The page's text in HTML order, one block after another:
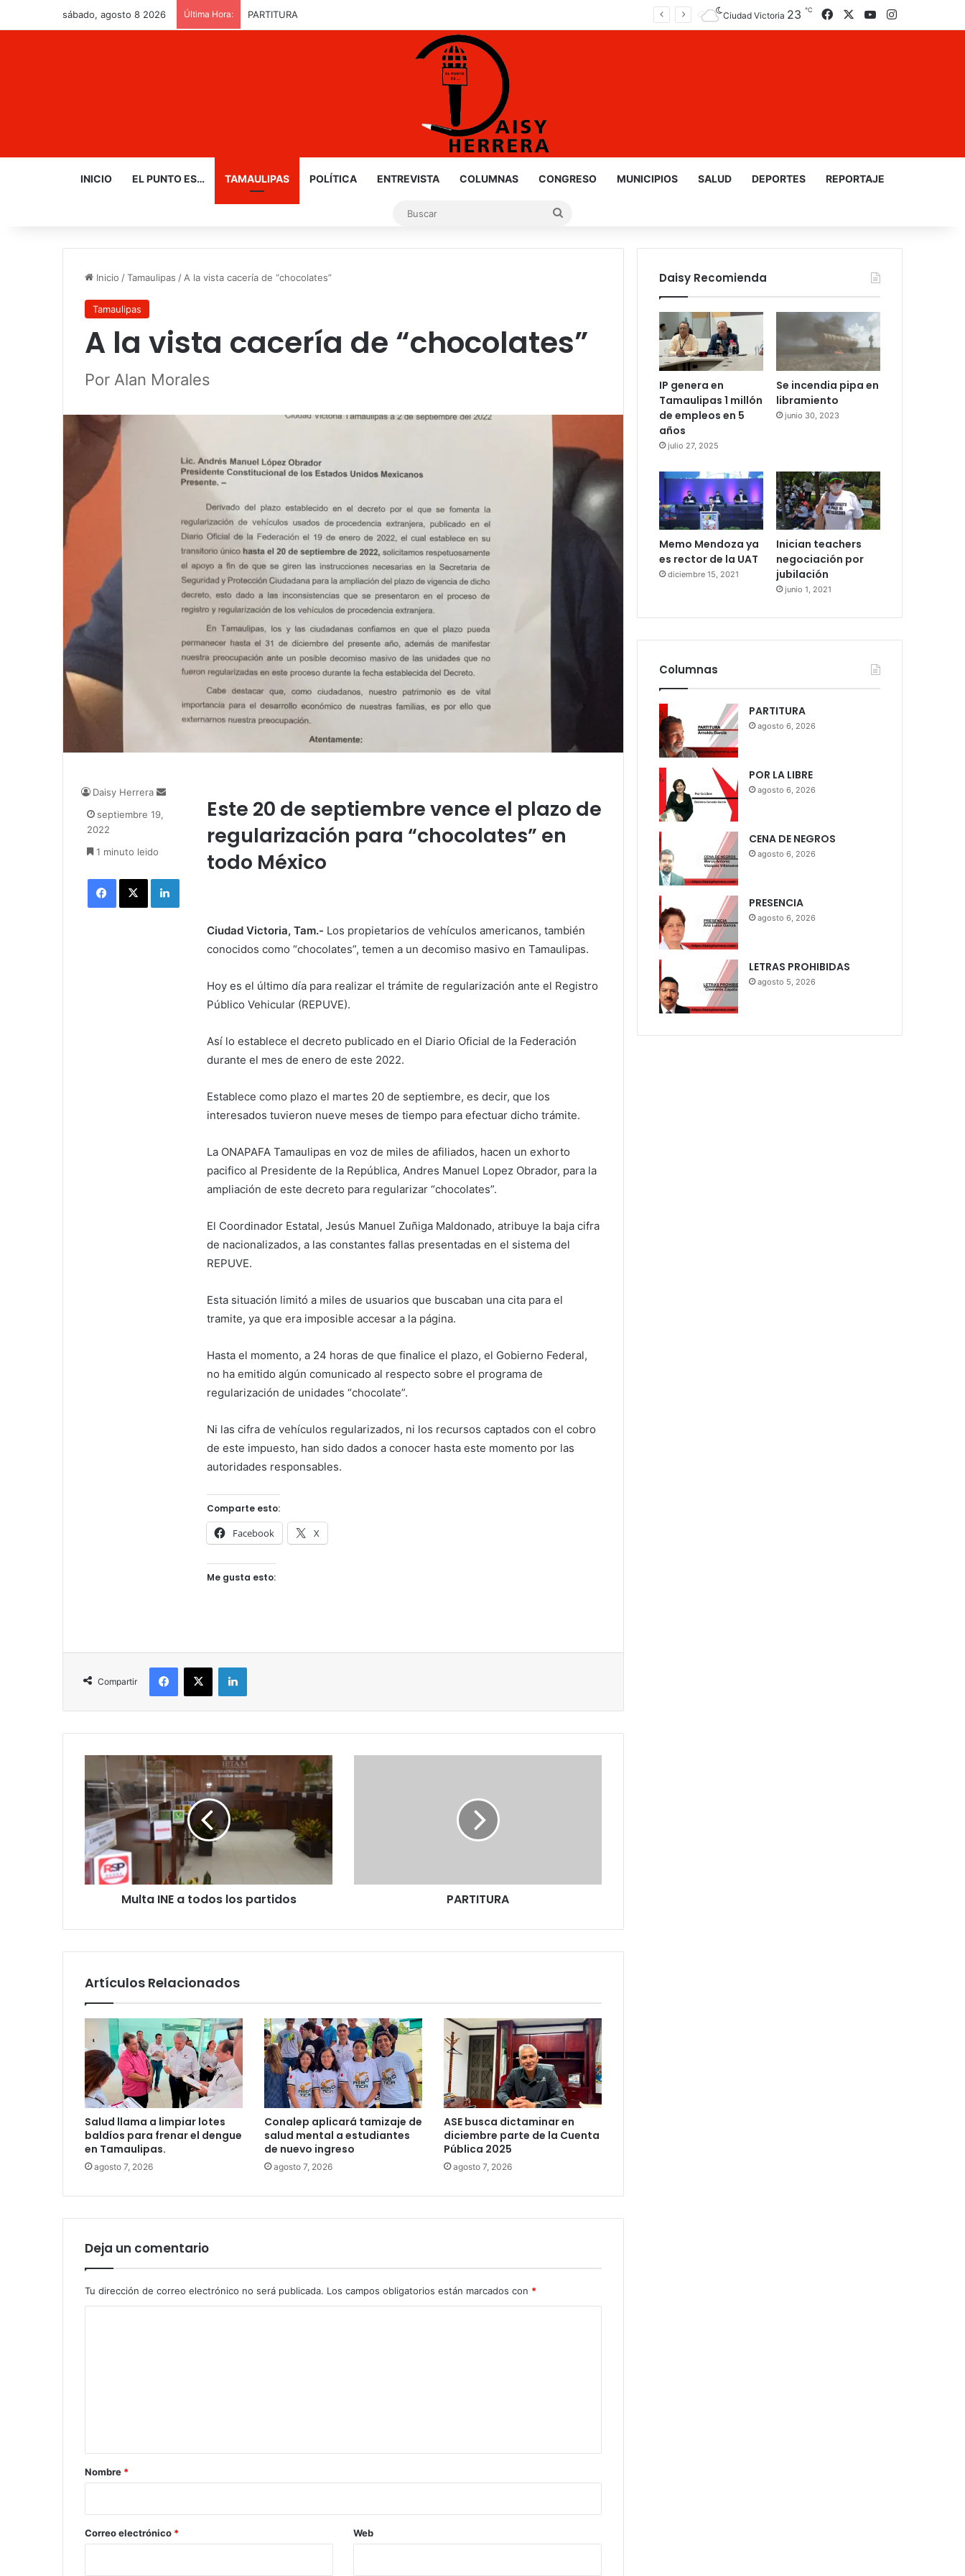
sábado, agosto 8 2026 Última Hora: PARTITURA Ciudad Victoria 23 ℃ Facebook YouTube
INICIO EL PUNTO ES… TAMAULIPAS POLÍTICA ENTREVISTA COLUMNAS CONGRESO MUNICIPIOS SALUD DEPORTES REPORTAJE
Inicio /Tamaulipas / A la vista cacería de “chocolates”
Tamaulipas
A la vista cacería de “chocolates”
Por Alan Morales
Este 20 de septiembre vence el plazo de
regularización para “chocolates” en
todo México
Ciudad Victoria, Tam.- Los propietarios de vehículos americanos, también
conocidos como “chocolates”, temen a un decomiso masivo en Tamaulipas.
Hoy es el último día para realizar el trámite de regularización ante el Registro
Público Vehicular (REPUVE).
Así lo establece el decreto publicado en el Diario Oficial de la Federación
durante el mes de enero de este 2022.
Establece como plazo el martes 20 de septiembre, es decir, que los
interesados tuvieron nueve meses de tiempo para efectuar dicho trámite.
La ONAPAFA Tamaulipas en voz de miles de afiliados, hacen un exhorto
pacifico al Presidente de la República, Andres Manuel Lopez Obrador, para la
ampliación de este decreto para regularizar “chocolates”.
El Coordinador Estatal, Jesús Manuel Zuñiga Maldonado, atribuye la baja cifra
de nacionalizados, a las constantes fallas presentadas en el sistema del
REPUVE.
Esta situación limitó a miles de usuarios que buscaban una cita para el
tramite, ya que era imposible accesar a la página.
Hasta el momento, a 24 horas de que finalice el plazo, el Gobierno Federal,
no ha emitido algún comunicado al respecto sobre el programa de
regularización de unidades “chocolate”.
Ni las cifra de vehículos regularizados, ni los recursos captados con el cobro
de este impuesto, han sido dados a conocer hasta este momento por las
autoridades responsables.
Comparte esto:
Facebook X
Me gusta esto:
Daisy Herrera
e
m
septiembre 19,
2022
1 minuto leido
Facebook X LinkedIn
Compartir
Multa INE a todos los partidos PARTITURA
Artículos Relacionados
Salud llama a limpiar lotes
baldíos para frenar el dengue
en Tamaulipas.
agosto 7, 2026
Conalep aplicará tamizaje de
salud mental a estudiantes
de nuevo ingreso
agosto 7, 2026
ASE busca dictaminar en
diciembre parte de la Cuenta
Pública 2025
agosto 7, 2026
Deja un comentario
Tu dirección de correo electrónico no será publicada. Los campos obligatorios están marcados con *
r
*
Nombre *
Correo electrónico * Web
Daisy Recomienda
IP genera en
Tamaulipas 1 millón
de empleos en 5
años
julio 27, 2025
Se incendia pipa en
libramiento
junio 30, 2023
Memo Mendoza ya
es rector de la UAT
diciembre 15, 2021
Inician teachers
negociación por
jubilación
junio 1, 2021
Columnas
PARTITURA
agosto 6, 2026
POR LA LIBRE
agosto 6, 2026
CENA DE NEGROS
agosto 6, 2026
PRESENCIA
agosto 6, 2026
LETRAS PROHIBIDAS
agosto 5, 2026